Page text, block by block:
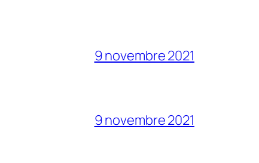
9 novembre 2021
9 novembre 2021